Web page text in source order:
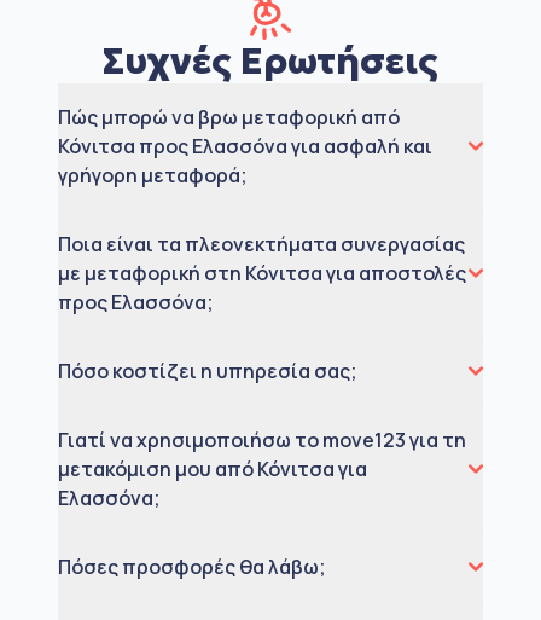
Συχνές Ερωτήσεις
Πώς μπορώ να βρω μεταφορική από
Κόνιτσα προς Ελασσόνα για ασφαλή και
γρήγορη μεταφορά;
Ποια είναι τα πλεονεκτήματα συνεργασίας
με μεταφορική στη Κόνιτσα για αποστολές
προς Ελασσόνα;
Πόσο κοστίζει η υπηρεσία σας;
Γιατί να χρησιμοποιήσω το move123 για τη
μετακόμιση μου από Κόνιτσα για
Ελασσόνα;
Πόσες προσφορές θα λάβω;